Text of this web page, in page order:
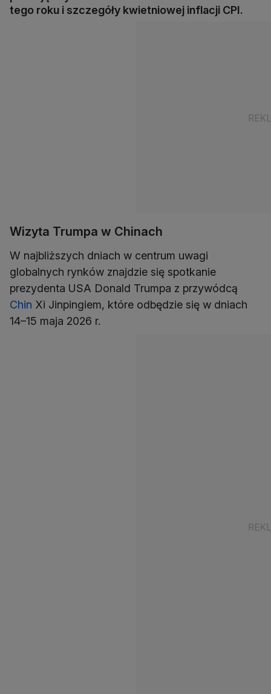
tego roku i szczegóły kwietniowej inflacji CPI.
Wizyta Trumpa w Chinach
W najbliższych dniach w centrum uwagi
globalnych rynków znajdzie się spotkanie
prezydenta USA Donald Trumpa z przywódcą
Chin Xi Jinpingiem, które odbędzie się w dniach
14–15 maja 2026 r.